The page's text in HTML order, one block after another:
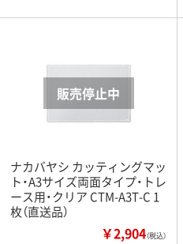
ナカバヤシ カッティングマッ
ト・A3サイズ両面タイプ・トレ
ース用・クリア CTM-A3T-C 1
枚（直送品）
￥2,904（税込）